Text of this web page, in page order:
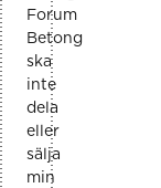
Forum
Betong
ska
inte
dela
eller
sälja
min